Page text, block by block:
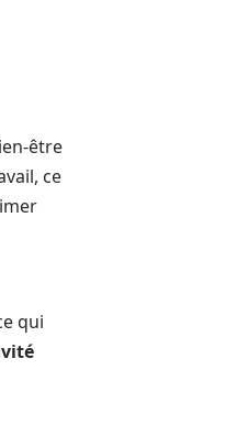
être
ce
qui